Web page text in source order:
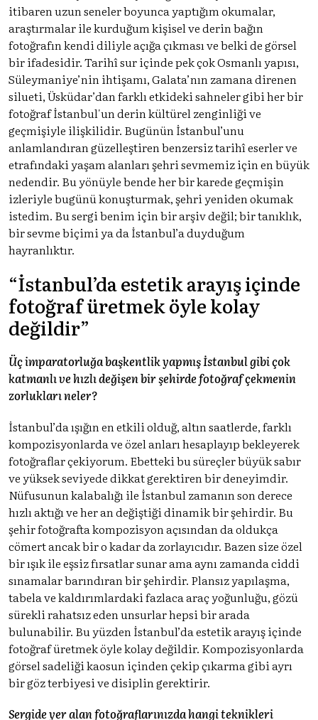
itibaren uzun seneler boyunca yaptığım okumalar,
araştırmalar ile kurduğum kişisel ve derin bağın
fotoğrafın kendi diliyle açığa çıkması ve belki de görsel
bir ifadesidir. Tarihî sur içinde pek çok Osmanlı yapısı,
Süleymaniye’nin ihtişamı, Galata’nın zamana direnen
silueti, Üsküdar’dan farklı etkideki sahneler gibi her bir
fotoğraf İstanbul'un derin kültürel zenginliği ve
geçmişiyle ilişkilidir. Bugünün İstanbul’unu
anlamlandıran güzelleştiren benzersiz tarihî eserler ve
etrafındaki yaşam alanları şehri sevmemiz için en büyük
nedendir. Bu yönüyle bende her bir karede geçmişin
izleriyle bugünü konuşturmak, şehri yeniden okumak
istedim. Bu sergi benim için bir arşiv değil; bir tanıklık,
bir sevme biçimi ya da İstanbul’a duyduğum
hayranlıktır.
“İstanbul’da estetik arayış içinde
fotoğraf üretmek öyle kolay
değildir”
Üç imparatorluğa başkentlik yapmış İstanbul gibi çok
katmanlı ve hızlı değişen bir şehirde fotoğraf çekmenin
zorlukları neler?
İstanbul’da ışığın en etkili olduğ, altın saatlerde, farklı
kompozisyonlarda ve özel anları hesaplayıp bekleyerek
fotoğraflar çekiyorum. Ebetteki bu süreçler büyük sabır
ve yüksek seviyede dikkat gerektiren bir deneyimdir.
Nüfusunun kalabalığı ile İstanbul zamanın son derece
hızlı aktığı ve her an değiştiği dinamik bir şehirdir. Bu
şehir fotoğrafta kompozisyon açısından da oldukça
cömert ancak bir o kadar da zorlayıcıdır. Bazen size özel
bir ışık ile eşsiz fırsatlar sunar ama aynı zamanda ciddi
sınamalar barındıran bir şehirdir. Plansız yapılaşma,
tabela ve kaldırımlardaki fazlaca araç yoğunluğu, gözü
sürekli rahatsız eden unsurlar hepsi bir arada
bulunabilir. Bu yüzden İstanbul’da estetik arayış içinde
fotoğraf üretmek öyle kolay değildir. Kompozisyonlarda
görsel sadeliği kaosun içinden çekip çıkarma gibi ayrı
bir göz terbiyesi ve disiplin gerektirir.
Sergide yer alan fotoğraflarınızda hangi teknikleri